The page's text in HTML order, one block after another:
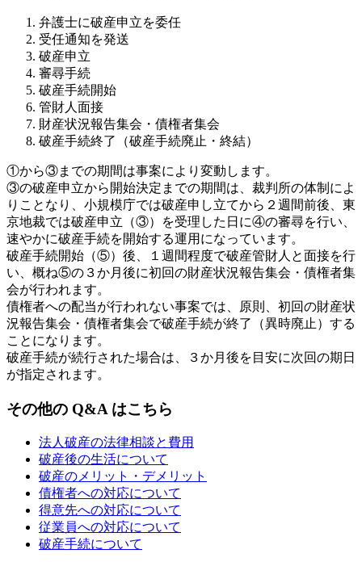
弁護士に破産申立を委任
受任通知を発送
破産申立
審尋手続
破産手続開始
管財人面接
財産状況報告集会・債権者集会
破産手続終了（破産手続廃止・終結）
①から③までの期間は事案により変動します。
③の破産申立から開始決定までの期間は、裁判所の体制によ
りことなり、小規模庁では破産申し立てから２週間前後、東
京地裁では破産申立（③）を受理した日に④の審尋を行い、
速やかに破産手続を開始する運用になっています。
破産手続開始（⑤）後、１週間程度で破産管財人と面接を行
い、概ね⑤の３か月後に初回の財産状況報告集会・債権者集
会が行われます。
債権者への配当が行われない事案では、原則、初回の財産状
況報告集会・債権者集会で破産手続が終了（異時廃止）する
ことになります。
破産手続が続行された場合は、３か月後を目安に次回の期日
が指定されます。
その他の Q&A はこちら
法人破産の法律相談と費用
破産後の生活について
破産のメリット・デメリット
債権者への対応について
得意先への対応について
従業員への対応について
破産手続について